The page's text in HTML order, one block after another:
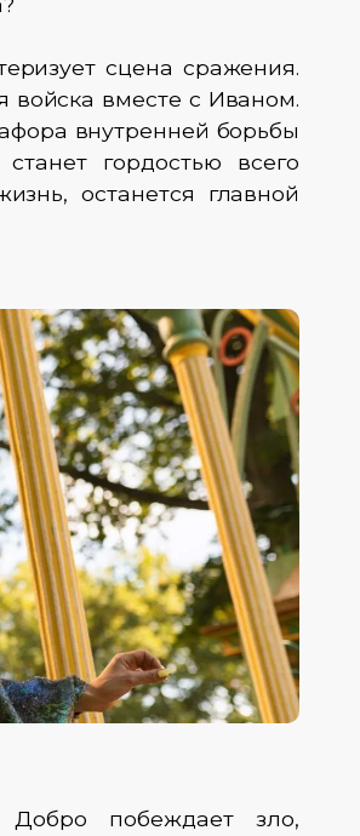
сцена сражения.
войска вместе с Иваном.
внутренней борьбы
гордостью всего
останется главной
Добро побеждает зло,